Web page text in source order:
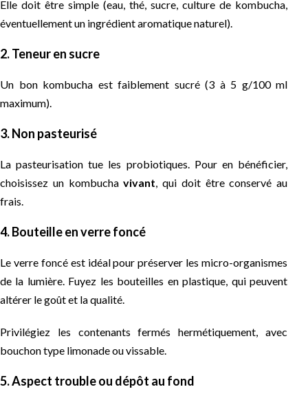
Elle doit être simple (eau, thé, sucre, culture de kombucha,
éventuellement un ingrédient aromatique naturel).
2. Teneur en sucre
Un bon kombucha est faiblement sucré (3 à 5 g/100 ml
maximum).
3. Non pasteurisé
La pasteurisation tue les probiotiques. Pour en bénéficier,
choisissez un kombuchavivant, qui doit être conservé au
frais.
4. Bouteille en verre foncé
Le verre foncé est idéal pour préserver les micro-organismes
de la lumière. Fuyez les bouteilles en plastique, qui peuvent
altérer le goût et la qualité.
Privilégiez les contenants fermés hermétiquement, avec
bouchon type limonade ou vissable.
5. Aspect trouble ou dépôt au fond